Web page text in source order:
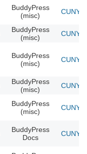
BuddyPress
(misc)
CUNY
BuddyPress
(misc)
CUNY
BuddyPress
(misc)
CUNY
BuddyPress
(misc)
CUNY
BuddyPress
(misc)
CUNY
BuddyPress
Docs
CUNY